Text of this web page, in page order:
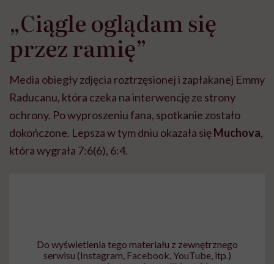
„Ciągle oglądam się
przez ramię”
Media obiegły zdjęcia roztrzęsionej i zapłakanej Emmy
Raducanu, która czeka na interwencję ze strony
ochrony. Po wyproszeniu fana, spotkanie zostało
dokończone. Lepsza w tym dniu okazała sięMuchova,
która wygrała 7:6(6), 6:4.
Do wyświetlenia tego materiału z zewnętrznego
serwisu (Instagram, Facebook, YouTube, itp.)